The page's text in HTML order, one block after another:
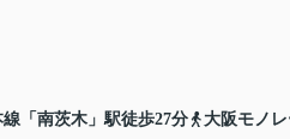
線「南茨木」駅徒歩27分 大阪モノ